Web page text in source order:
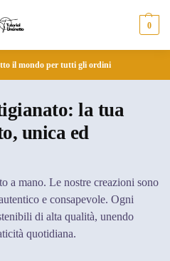
0
il mondo per tutti gli ordini
la tua
unica ed
a mano. Le nostre creazioni sono
e consapevole. Ogni
di alta qualità, unendo
quotidiana.